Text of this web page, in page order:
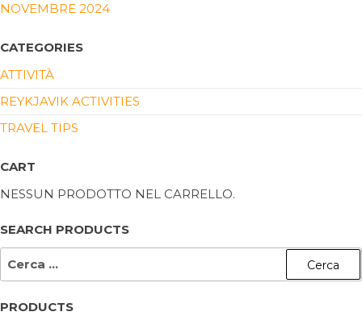
NOVEMBRE 2024
CATEGORIES
ATTIVITÀ
REYKJAVIK ACTIVITIES
TRAVEL TIPS
CART
NESSUN PRODOTTO NEL CARRELLO.
SEARCH PRODUCTS
PRODUCTS